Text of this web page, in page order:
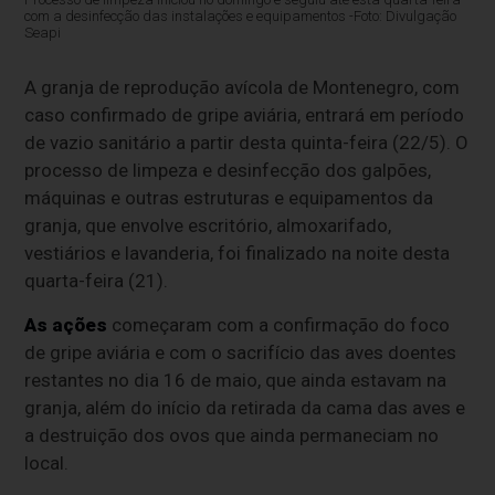
com a desinfecção das instalações e equipamentos -Foto: Divulgação
Seapi
A granja de reprodução avícola de Montenegro, com
caso confirmado de gripe aviária, entrará em período
de vazio sanitário a partir desta quinta-feira (22/5). O
processo de limpeza e desinfecção dos galpões,
máquinas e outras estruturas e equipamentos da
granja, que envolve escritório, almoxarifado,
vestiários e lavanderia, foi finalizado na noite desta
quarta-feira (21).
As ações começaram com a confirmação do foco
de gripe aviária e com o sacrifício das aves doentes
restantes no dia 16 de maio, que ainda estavam na
granja, além do início da retirada da cama das aves e
a destruição dos ovos que ainda permaneciam no
local.